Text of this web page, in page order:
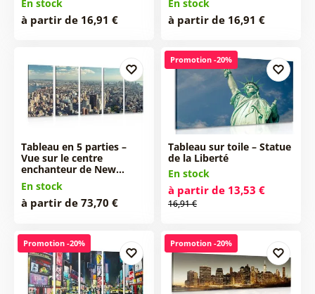
En stock
à partir de 16,91 €
En stock
à partir de 16,91 €
Tableau en 5 parties –
Vue sur le centre
enchanteur de New…
En stock
à partir de 73,70 €
Promotion -20%
Tableau sur toile – Statue
de la Liberté
En stock
à partir de 13,53 €
16,91 €
Promotion -20% Promotion -20%